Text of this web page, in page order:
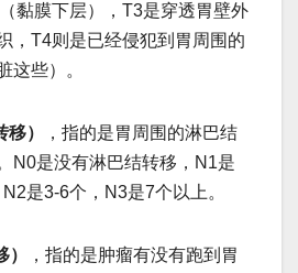
黏膜下层），T3是穿透胃壁外
，T4则是已经侵犯到胃周围的
这些）。
）
，指的是胃周围的淋巴结
N0是没有淋巴结转移，N1是
是3-6个，N3是7个以上。
，指的是肿瘤有没有跑到胃